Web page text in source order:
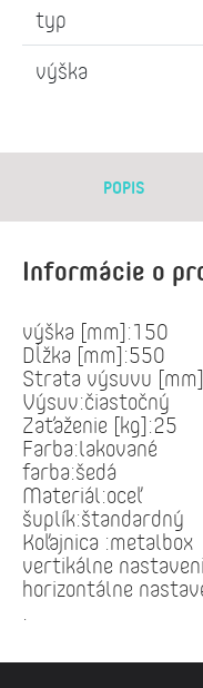
typ
výška
POPIS
Informácie o
výška [mm]:150
Dĺžka [mm]:550
Strata výsuvu
Výsuv:čiastočný
Zaťaženie [kg]:25
Farba:lakované
farba:šedá
Materiál:oceľ
šuplík:štandardný
Koľajnica :metalbox
vertikálne
horizontálne
.